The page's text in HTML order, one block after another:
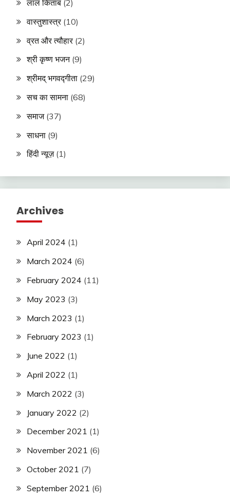
लाल किताब (2)
वास्तुशास्त्र(10)
व्रत और त्यौहार(2)
श्री कृष्ण भजन(9)
श्रीमद् भगवद्गीता (29)
सच का सामना (68)
समाज(37)
साधना (9)
हिंदी न्यूज़(1)
Archives
April 2024 (1)
March 2024 (6)
February 2024 (11)
May 2023 (3)
March 2023 (1)
February 2023 (1)
June 2022 (1)
April 2022 (1)
March 2022 (3)
January 2022 (2)
December 2021 (1)
November 2021 (6)
October 2021 (7)
September 2021 (6)